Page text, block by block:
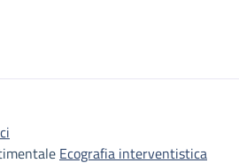
Ecografia interventistica